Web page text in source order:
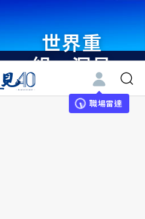
世界重
組・洞見
未來 與
世界領袖
職場雷達